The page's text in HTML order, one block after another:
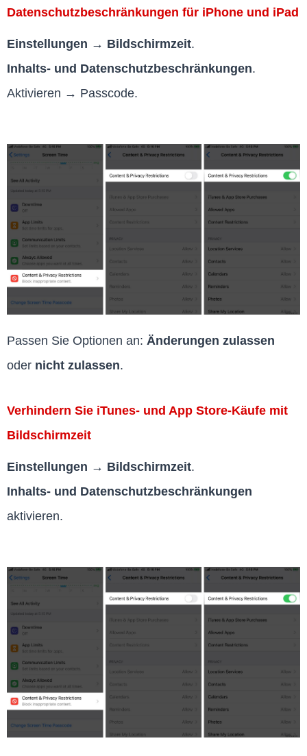
Datenschutzbeschränkungen für iPhone und iPad
Einstellungen → Bildschirmzeit.
Inhalts- und Datenschutzbeschränkungen.
Aktivieren → Passcode.
Passen Sie Optionen an: Änderungen zulassen
oder nicht zulassen.
Verhindern Sie iTunes- und App Store-Käufe mit
Bildschirmzeit
Einstellungen → Bildschirmzeit.
Inhalts- und Datenschutzbeschränkungen
aktivieren.